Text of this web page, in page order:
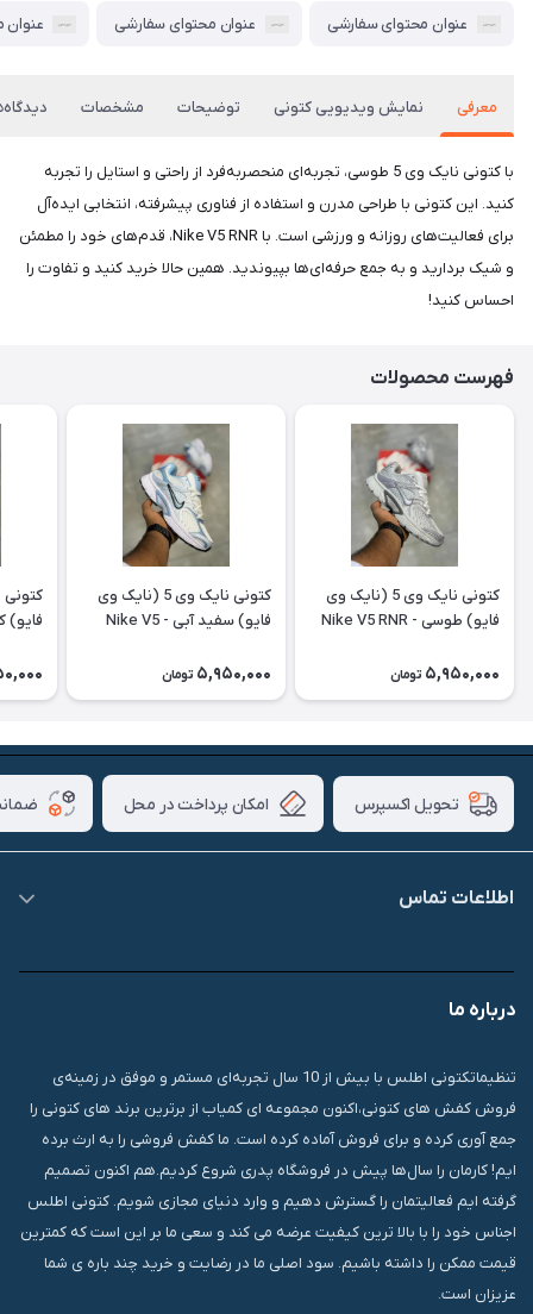
عنوان محتوای سفارشی عنوان محتوای سفارشی عنوان
معرفی نمایش ویدیویی کتونی توضیحات مشخصات
با کتونی نایک وی 5 طوسی، تجربه‌ای منحصربه‌فرد از راحتی و استایل را تجربه
کنید. این کتونی با طراحی مدرن و استفاده از فناوری پیشرفته، انتخابی ایده‌آل
برای فعالیت‌های روزانه و ورزشی است. با Nike V5 RNR، قدم‌های خود را مطمئن
و شیک بردارید و به جمع حرفه‌ای‌ها بپیوندید. همین حالا خرید کنید و تفاوت را
احساس کنید!
فهرست محصولات
کتونی نایک وی 5 (نایک وی
فایو) طوسی - Nike V5 RNR
5,950,000 تومان
کتونی نایک وی 5 (نایک وی
فایو) سفید آبی - Nike V5
5,950,000 تومان
تحویل اکسپرس امکان پرداخت در محل
اطلاعات تماس
درباره ما
تنظیماتکتونی اطلس با بیش از 10 سال تجربه‌ای مستمر و موفق در زمینه‌ی
فروش کفش های کتونی،اکنون مجموعه ای کمیاب از برترین برند های کتونی را
جمع آوری کرده و برای فروش آماده کرده است. ما کفش فروشی را به ارث برده
ایم! کارمان را سال‌ها پیش در فروشگاه پدری شروع کردیم.هم اکنون تصمیم
گرفته ایم فعالیتمان را گسترش دهیم و وارد دنیای مجازی شویم. کتونی اطلس
اجناس خود را با بالا ترین کیفیت عرضه می کند و سعی ما بر این است که کمترین
قیمت ممکن را داشته باشیم. سود اصلی ما در رضایت و خرید چند باره ی شما
عزیزان است.